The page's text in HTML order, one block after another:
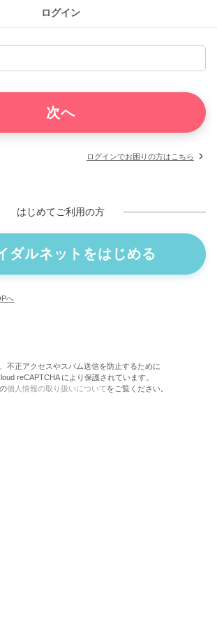
ログイン
ログインでお困りの方はこちら
はじめてご利用の方
ダルネットをはじめる
へ
不正アクセスやスパム送信を防止するために
reCAPTCHA により保護されています。
個人情報の取り扱いについてをご覧ください。